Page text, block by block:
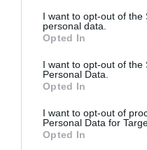
not limited to your visit or
grant or deny consent to
use your data for below
consent section.
I want to opt-out of the
personal data.
Opted In
I want to opt-out of the
Personal Data.
Opted In
I want to opt-out of
Personal Data for
Opted In
híres töltött tésztája
A Maultaschen
töltött tésztája, amelyet
töltelékkel…